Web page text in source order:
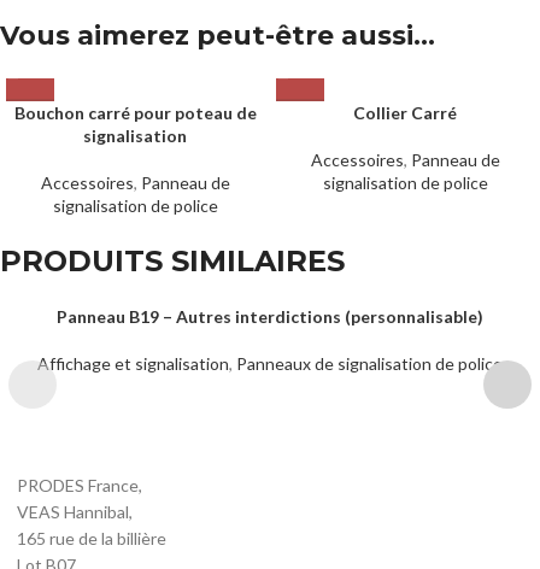
Vous aimerez peut-être aussi…
Bouchon carré pour poteau de
signalisation
Accessoires, Panneau de
signalisation de police
Collier Carré
Accessoires, Panneau de
signalisation de police
PRODUITS SIMILAIRES
Panneau B19 – Autres interdictions (personnalisable)
Affichage et signalisation, Panneaux de signalisation de police
PRODES France,
VEAS Hannibal,
165 rue de la billière